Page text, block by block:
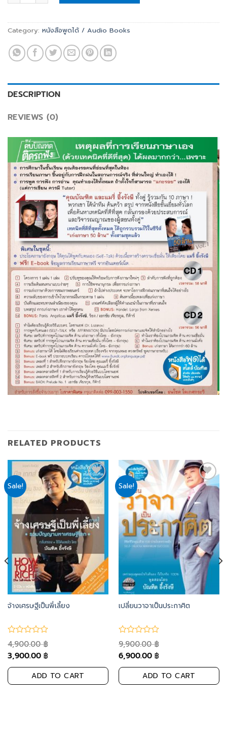
Category: หนังสือพูดได้ / Audio Books
DESCRIPTION
REVIEWS (0)
RELATED PRODUCTS
Sale!
Add
to
wishlist
จ้างเศรษฐีเป็นพี่เลี้ยง
4,900.00฿
3,900.00 ฿
ADD TO CART
Sale!
Add
to
wishlist
เปลี่ยนวาจาเป็นประกาศิต
9,900.00฿
6,900.00 ฿
ADD TO CART